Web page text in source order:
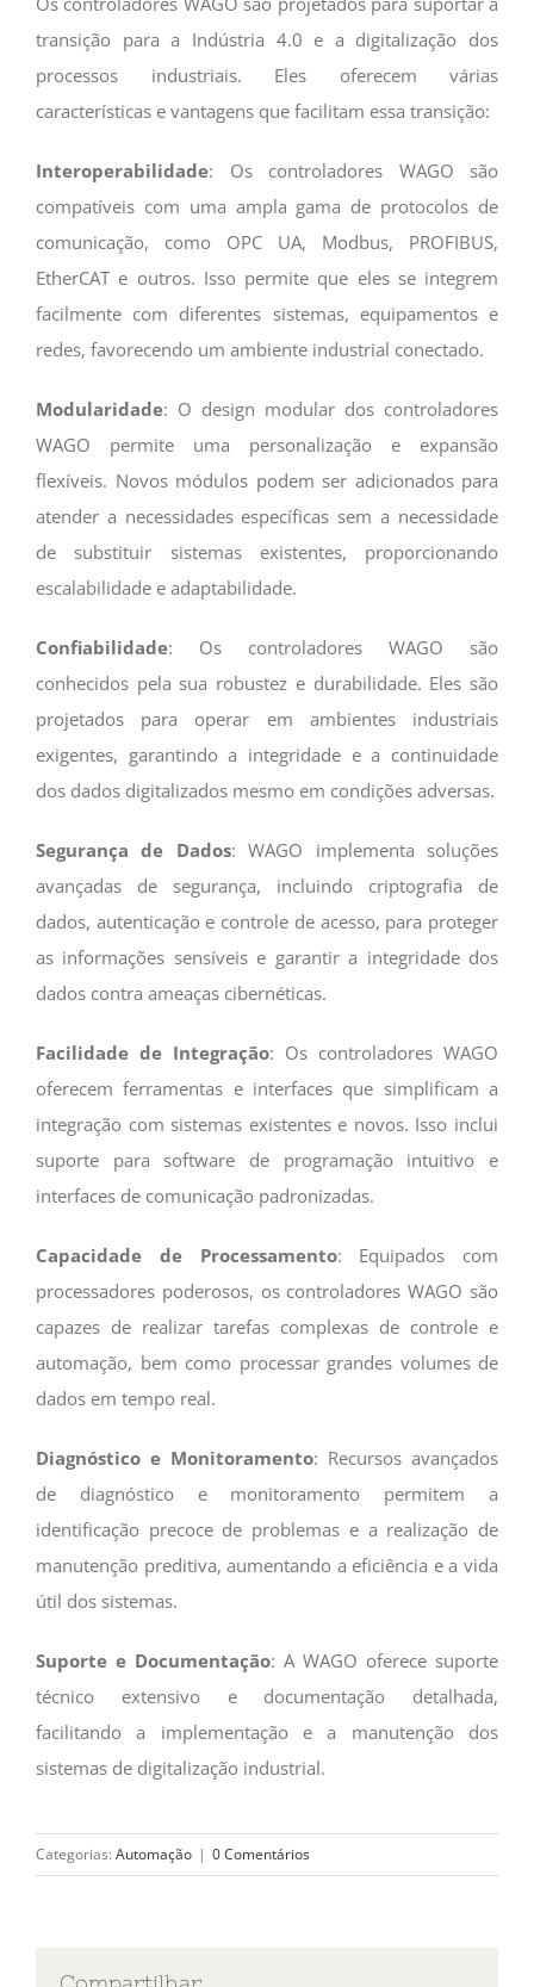
transição para a Indústria 4.0 e a digitalização dos
processos industriais. Eles oferecem várias
características e vantagens que facilitam essa transição:
Interoperabilidade: Os controladores WAGO são
compatíveis com uma ampla gama de protocolos de
comunicação, como OPC UA, Modbus, PROFIBUS,
EtherCAT e outros. Isso permite que eles se integrem
facilmente com diferentes sistemas, equipamentos e
redes, favorecendo um ambiente industrial conectado.
Modularidade: O design modular dos controladores
WAGO permite uma personalização e expansão
flexíveis. Novos módulos podem ser adicionados para
atender a necessidades específicas sem a necessidade
de substituir sistemas existentes, proporcionando
escalabilidade e adaptabilidade.
Confiabilidade: Os controladores WAGO são
conhecidos pela sua robustez e durabilidade. Eles são
projetados para operar em ambientes industriais
exigentes, garantindo a integridade e a continuidade
dos dados digitalizados mesmo em condições adversas.
Segurança de Dados: WAGO implementa soluções
avançadas de segurança, incluindo criptografia de
dados, autenticação e controle de acesso, para proteger
as informações sensíveis e garantir a integridade dos
dados contra ameaças cibernéticas.
Facilidade de Integração: Os controladores WAGO
oferecem ferramentas e interfaces que simplificam a
integração com sistemas existentes e novos. Isso inclui
suporte para software de programação intuitivo e
interfaces de comunicação padronizadas.
Capacidade de Processamento: Equipados com
processadores poderosos, os controladores WAGO são
capazes de realizar tarefas complexas de controle e
automação, bem como processar grandes volumes de
dados em tempo real.
Diagnóstico e Monitoramento: Recursos avançados
de diagnóstico e monitoramento permitem a
identificação precoce de problemas e a realização de
manutenção preditiva, aumentando a eficiência e a vida
útil dos sistemas.
Suporte e Documentação: A WAGO oferece suporte
técnico extensivo e documentação detalhada,
facilitando a implementação e a manutenção dos
sistemas de digitalização industrial.
Categorias: Automação | 0 Comentários